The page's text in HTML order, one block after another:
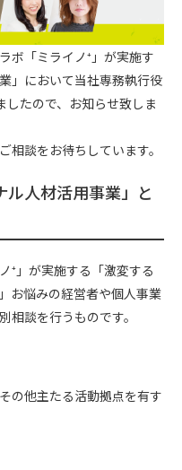
ボ「ミライノ⁺」が実施す
」において当社専務執行役
したので、お知らせ致しま
相談をお待ちしています。
人材活用事業」と
⁺」が実施する「激変する
お悩みの経営者や個人事業
相談を行うものです。
の他主たる活動拠点を有す